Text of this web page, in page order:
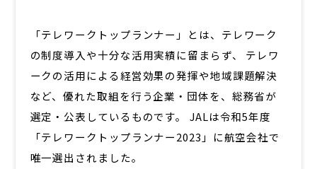
「テレワークトップランナー」とは、テレワーク
の制度導入や十分な活用実績に留まらず、 テレワ
ークの活用による経営効果の発揮や地域課題解決
など、優れた取組を行う企業・団体を、総務省が
選定・公表しているものです。 JALは令和5年度
「テレワークトップランナー2023」に航空会社で
唯一選出されました。